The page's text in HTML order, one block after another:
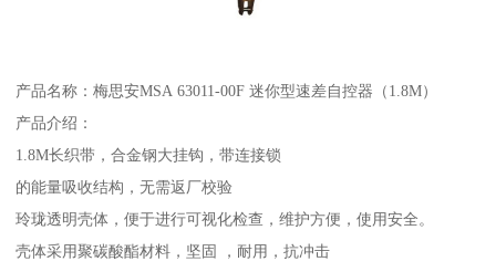
产品名称：梅思安MSA 63011-00F 迷你型速差自控器（1.8M）
产品介绍：
1.8M长织带，合金钢大挂钩，带连接锁
的能量吸收结构，无需返厂校验
玲珑透明壳体，便于进行可视化检查，维护方便，使用安全。
壳体采用聚碳酸酯材料，坚固 ，耐用，抗冲击